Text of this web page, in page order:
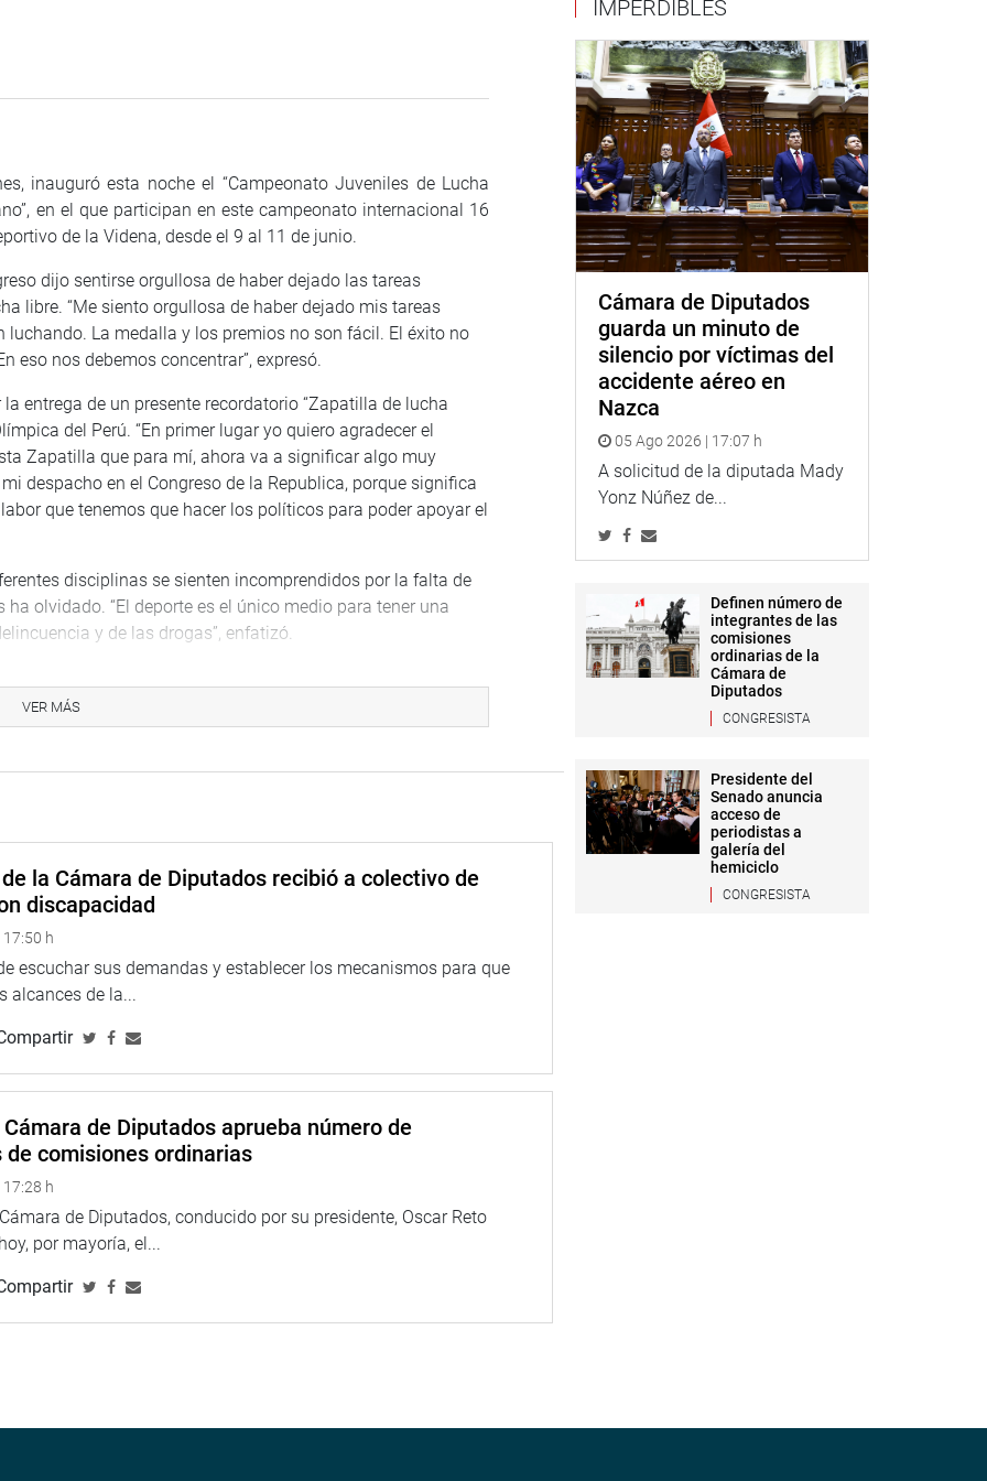
inauguró esta noche el “Campeonato Juveniles de Lucha
en el que participan en este campeonato internacional 16
de la Videna, desde el 9 al 11 de junio.
dijo sentirse orgullosa de haber dejado las tareas
libre. “Me siento orgullosa de haber dejado mis tareas
La medalla y los premios no son fácil. El éxito no
eso nos debemos concentrar”, expresó.
entrega de un presente recordatorio “Zapatilla de lucha
del Perú. “En primer lugar yo quiero agradecer el
Zapatilla que para mí, ahora va a significar algo muy
despacho en el Congreso de la Republica, porque significa
que tenemos que hacer los políticos para poder apoyar el
disciplinas se sienten incomprendidos por la falta de
olvidado. “El deporte es el único medio para tener una
y de las drogas”, enfatizó.
el deporte, eso lo que tenemos que conseguir en el Perú que
para poder tener una vida de hermandad, de
de Lucha, Félix Isisola Villalobos, dio la palabra de
presidenta del Congreso. “Me siento feliz, emocionado
Una demostración clara de la capacidad intelectual por
retos y aversiones. Gracias a la señora Luz Salgado esta
Sudamericanos, Panamericanos y Mundiales. Esta
expresó.
de la United World Wristlng América, Francisco Lee; el
Cáceres; Almirante de la Marina de Guerra el Perú,
Talledo; y delegaciones deportivas de Estados Unidos,
web y redes sociales.
congresoperu
http://www.youtube.com/congresoperu
https://soundcloud.com/radiocongreso
fotografia.asp
VER MÁS
la Cámara de Diputados recibió a colectivo de
discapacidad
h
escuchar sus demandas y establecer los mecanismos para que
alcances de la...
de Diputados aprueba número de
comisiones ordinarias
h
de Diputados, conducido por su presidente, Oscar Reto
por mayoría, el...
IMPERDIBLES
Cámara de Diputados
guarda un minuto de
silencio por víctimas del
accidente aéreo en
Nazca
05 Ago 2026 | 17:07 h
A solicitud de la diputada Mady
Yonz Núñez de...
Definen número de
integrantes de las
comisiones
ordinarias de la
Cámara de
Diputados
CONGRESISTA
Presidente del
Senado anuncia
acceso de
periodistas a
galería del
hemiciclo
CONGRESISTA